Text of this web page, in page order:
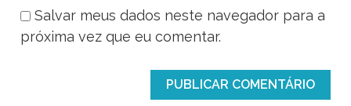
Salvar meus dados neste navegador para a
próxima vez que eu comentar.